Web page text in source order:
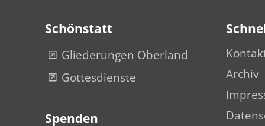
Schönstatt
Gliederungen Oberland
Gottesdienste
Spenden
Archiv